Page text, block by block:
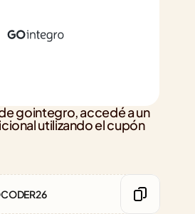
gointegro, accedé a un
utilizando el cupón